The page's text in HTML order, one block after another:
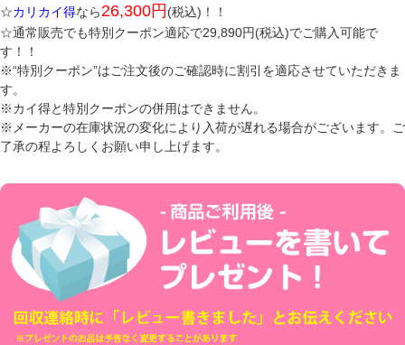
☆カリカイ得なら26,300円(税込)！！
☆通常販売でも特別クーポン適応で29,890円(税込)でご購入可能で
す！！
※“特別クーポン”はご注文後のご確認時に割引を適応させていただきま
す。
※カイ得と特別クーポンの併用はできません。
※メーカーの在庫状況の変化により入荷が遅れる場合がございます。ご
了承の程よろしくお願い申し上げます。